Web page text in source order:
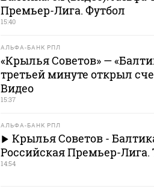
Премьер-Лига. Футбол
15:40
АЛЬФА-БАНК РПЛ
«Крылья Советов» —
третьей минуте открыл
Видео
15:37
АЛЬФА-БАНК РПЛ
Крылья Советов -
Российская Премьер-Лига.
14:54